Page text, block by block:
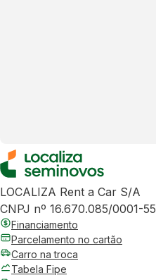
LOCALIZA Rent a Car S/A
CNPJ nº 16.670.085/0001-55
Financiamento
Parcelamento no cartão
Carro na troca
Tabela Fipe